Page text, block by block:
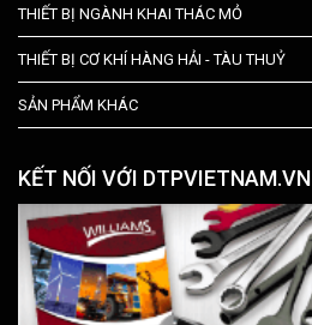
THIẾT BỊ NGÀNH KHAI THÁC MỎ
THIẾT BỊ CƠ KHÍ HÀNG HẢI - TÀU THUỶ
SẢN PHẨM KHÁC
KẾT NỐI VỚI DTPVIETNAM.VN